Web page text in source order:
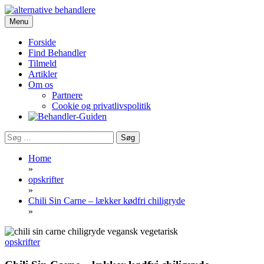
Skip
to
content
Portalen for alternativ behandling, sundhed og livskvalitet
Menu
Forside
Find Behandler
Tilmeld
Artikler
Om os
Partnere
Cookie og privatlivspolitik
Søg
efter:
Home
»
opskrifter
»
Chili Sin Carne – lækker kødfri chiligryde
»
opskrifter